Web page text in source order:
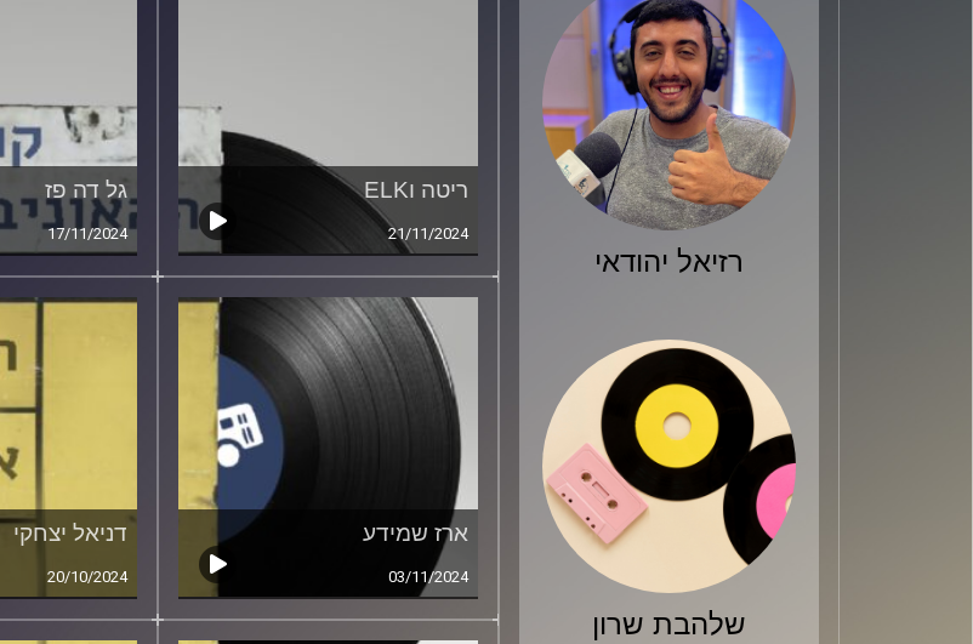
רזיאל יהודאי
שלהבת שרון
ריטה וELK
21/11/2024
גל דה פז
17/11/2024
ארז שמידע
03/11/2024
דניאל יצחקי
20/10/2024